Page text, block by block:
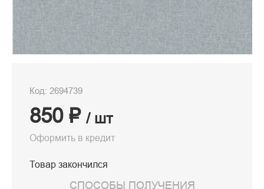
Код: 2694739
850 ₽ / шт
Оформить в кредит
Товар закончился
СПОСОБЫ ПОЛУЧЕНИЯ